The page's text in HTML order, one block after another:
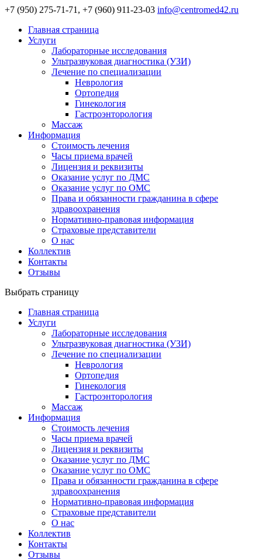
+7 (950) 275-71-71, +7 (960) 911-23-03 info@centromed42.ru
Главная страница
Услуги
Лабораторные исследования
Ультразвуковая диагностика (УЗИ)
Лечение по специализации
Неврология
Ортопедия
Гинекология
Гастроэнторология
Массаж
Информация
Стоимость лечения
Часы приема врачей
Лицензия и реквизиты
Оказание услуг по ДМС
Оказание услуг по ОМС
Права и обязанности гражданина в сфере
здравоохранения
Нормативно-правовая информация
Страховые представители
О нас
Коллектив
Контакты
Отзывы
Выбрать страницу
Главная страница
Услуги
Лабораторные исследования
Ультразвуковая диагностика (УЗИ)
Лечение по специализации
Неврология
Ортопедия
Гинекология
Гастроэнторология
Массаж
Информация
Стоимость лечения
Часы приема врачей
Лицензия и реквизиты
Оказание услуг по ДМС
Оказание услуг по ОМС
Права и обязанности гражданина в сфере
здравоохранения
Нормативно-правовая информация
Страховые представители
О нас
Коллектив
Контакты
Отзывы